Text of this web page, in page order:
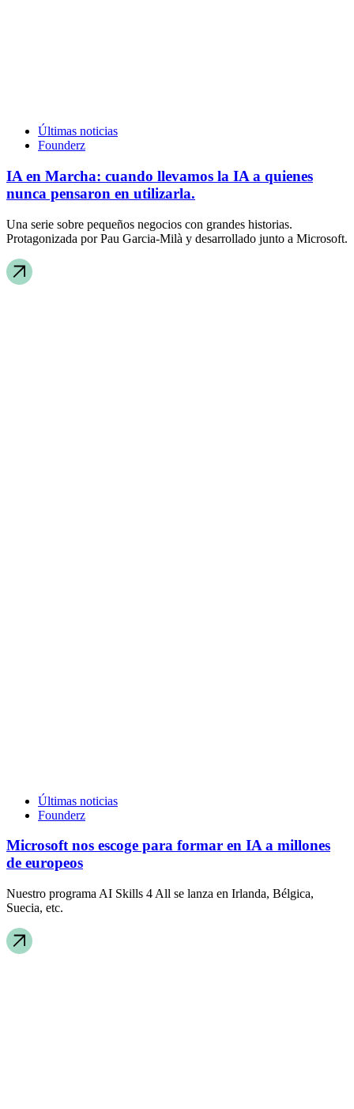
Últimas noticias
Founderz
IA en Marcha: cuando llevamos la IA a quienes
nunca pensaron en utilizarla.
Una serie sobre pequeños negocios con grandes historias.
Protagonizada por Pau Garcia-Milà y desarrollado junto a Microsoft.
Últimas noticias
Founderz
Microsoft nos escoge para formar en IA a millones
de europeos
Nuestro programa AI Skills 4 All se lanza en Irlanda, Bélgica,
Suecia, etc.